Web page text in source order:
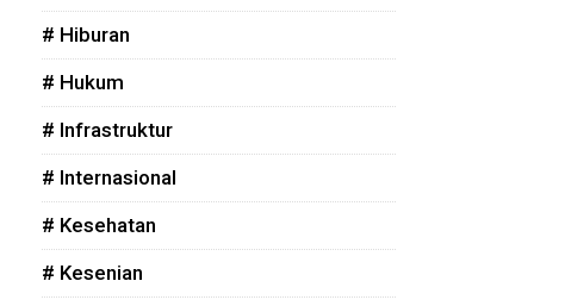
# Hiburan
# Hukum
# Infrastruktur
# Internasional
# Kesehatan
# Kesenian